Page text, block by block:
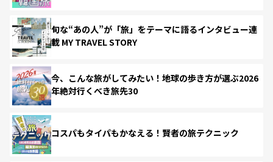
旬な“あの人”が「旅」をテーマに語るインタビュー連
載 MY TRAVEL STORY
今、こんな旅がしてみたい！地球の歩き方が選ぶ2026
年絶対行くべき旅先30
コスパもタイパもかなえる！賢者の旅テクニック